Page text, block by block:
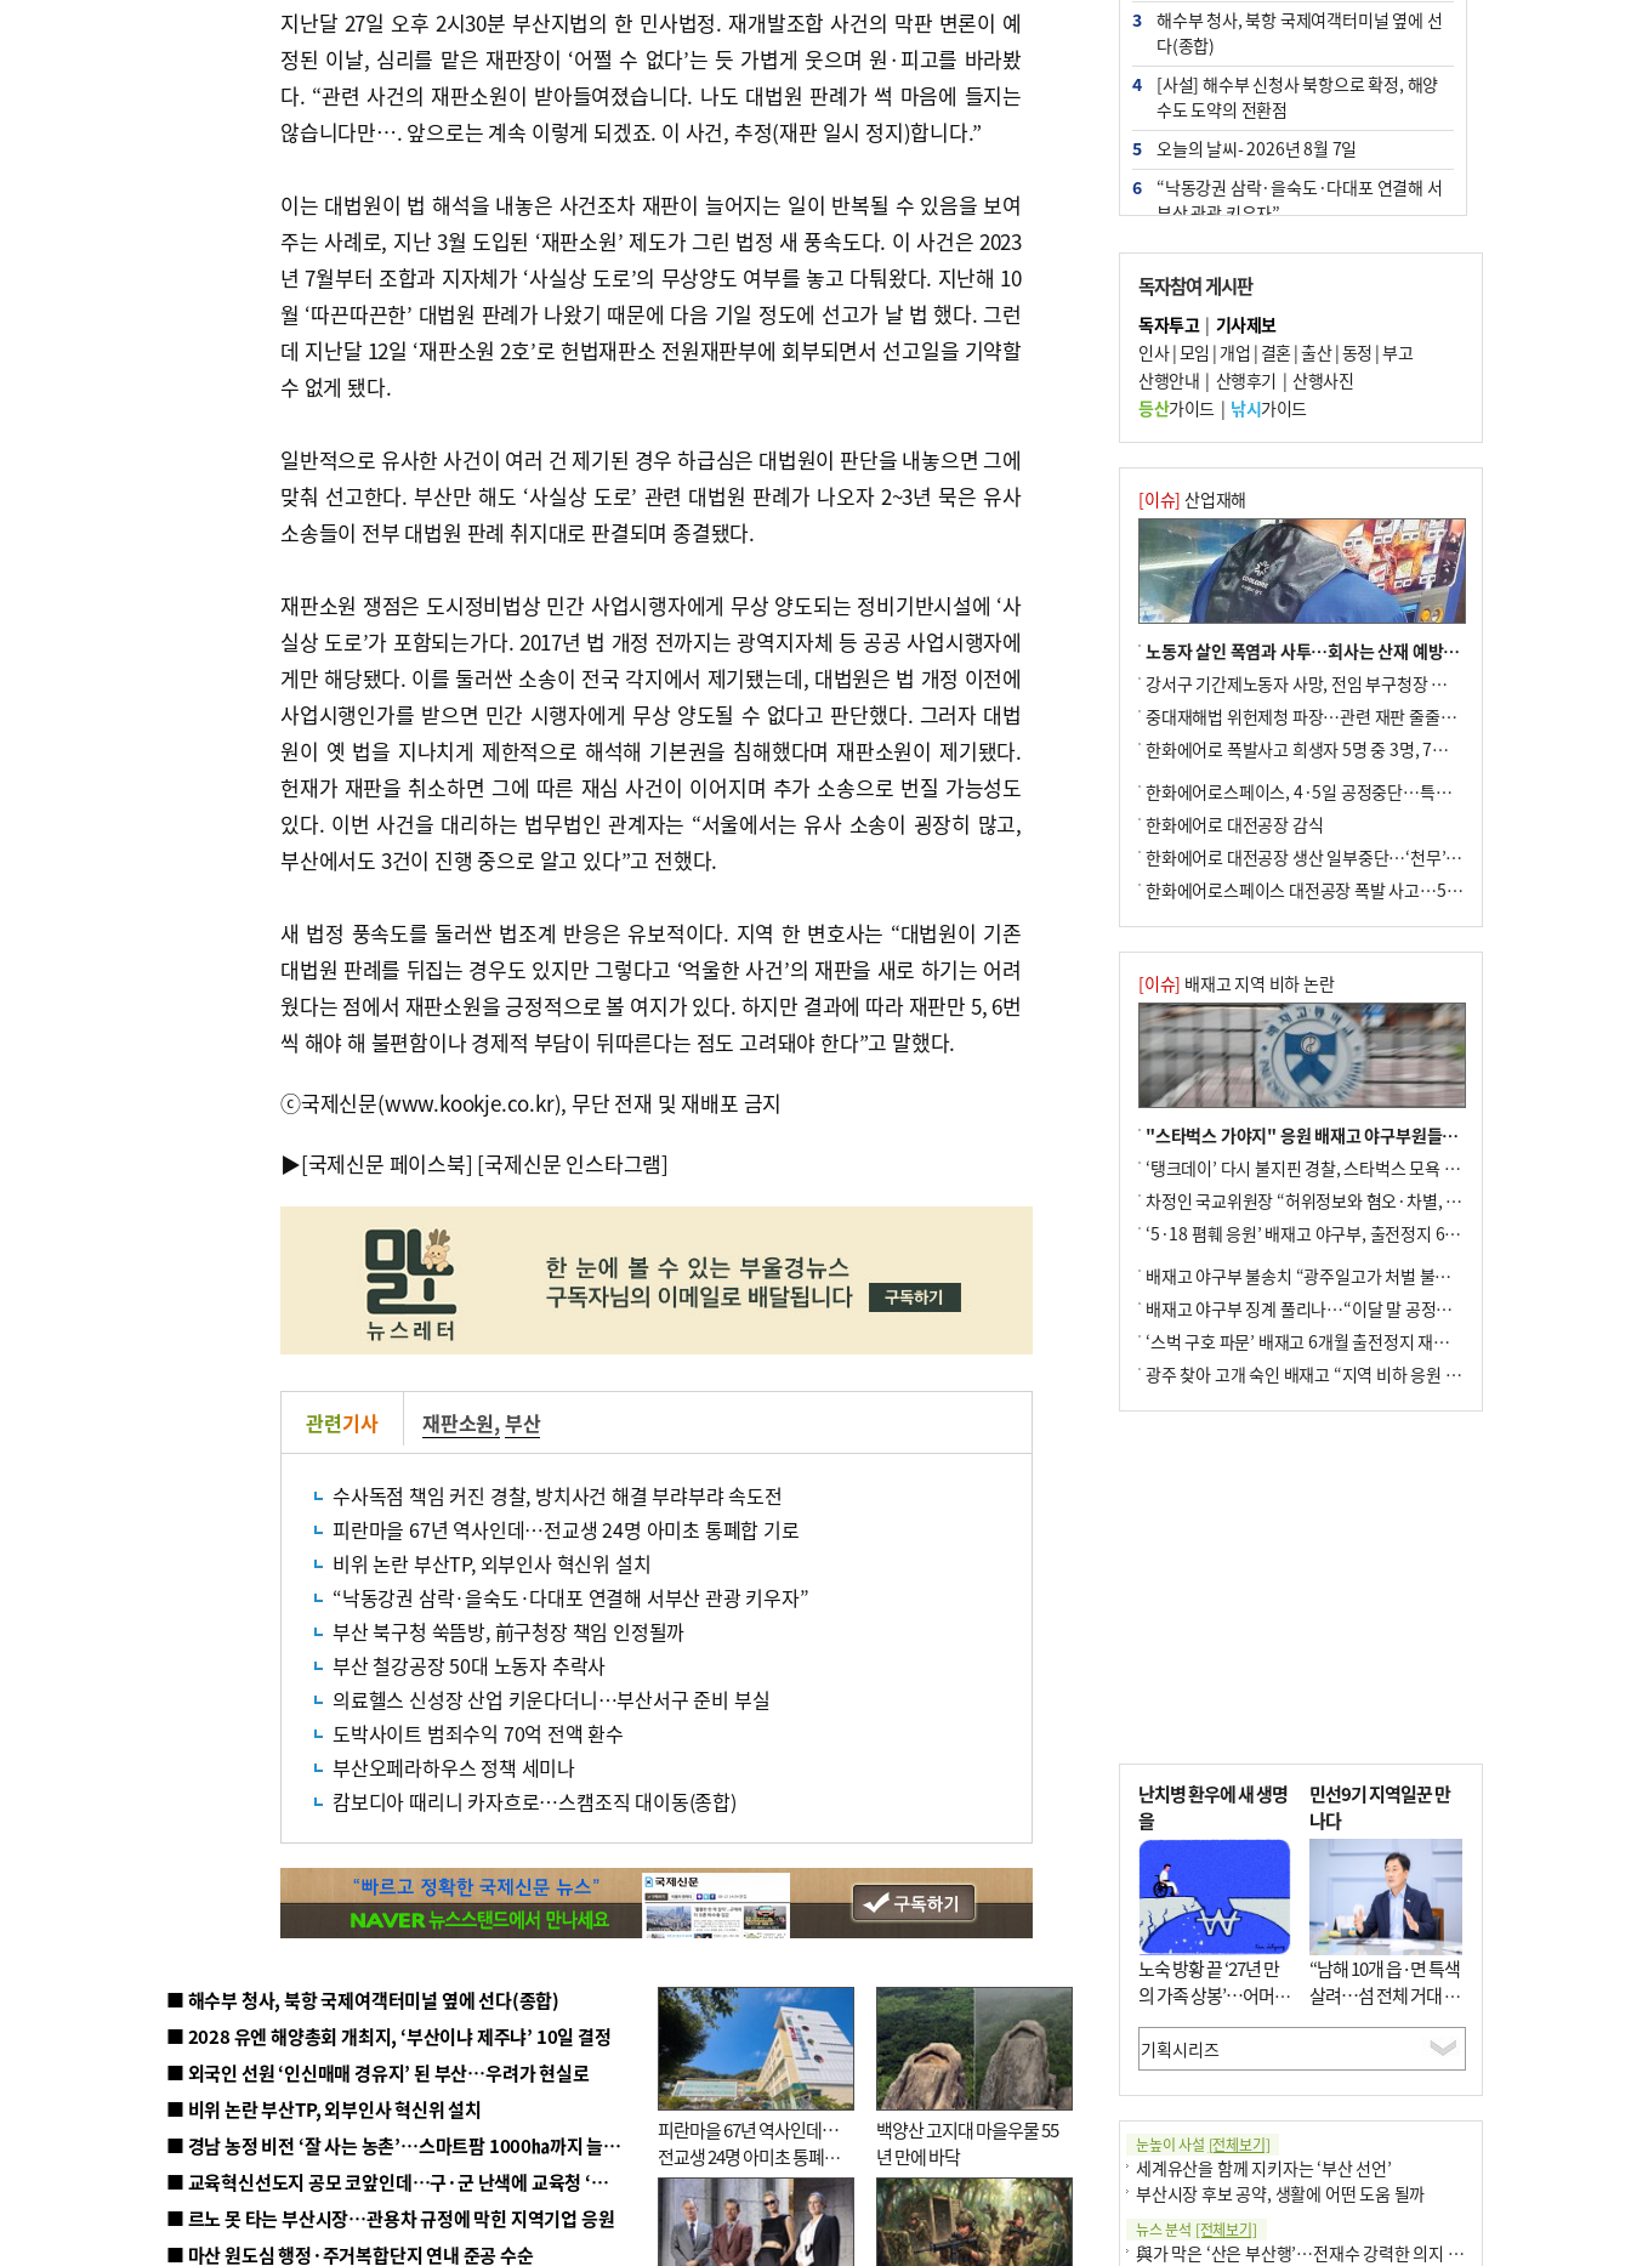
지난달 27일 오후 2시30분 부산지법의 한 민사법정. 재개발조합 사건의 막판 변론이 예
정된 이날, 심리를 맡은 재판장이 ‘어쩔 수 없다’는 듯 가볍게 웃으며 원·피고를 바라봤
다. “관련 사건의 재판소원이 받아들여졌습니다. 나도 대법원 판례가 썩 마음에 들지는
않습니다만…. 앞으로는 계속 이렇게 되겠죠. 이 사건, 추정(재판 일시 정지)합니다.”
이는 대법원이 법 해석을 내놓은 사건조차 재판이 늘어지는 일이 반복될 수 있음을 보여
주는 사례로, 지난 3월 도입된 ‘재판소원’ 제도가 그린 법정 새 풍속도다. 이 사건은 2023
년 7월부터 조합과 지자체가 ‘사실상 도로’의 무상양도 여부를 놓고 다퉈왔다. 지난해 10
월 ‘따끈따끈한’ 대법원 판례가 나왔기 때문에 다음 기일 정도에 선고가 날 법 했다. 그런
데 지난달 12일 ‘재판소원 2호’로 헌법재판소 전원재판부에 회부되면서 선고일을 기약할
수 없게 됐다.
일반적으로 유사한 사건이 여러 건 제기된 경우 하급심은 대법원이 판단을 내놓으면 그에
맞춰 선고한다. 부산만 해도 ‘사실상 도로’ 관련 대법원 판례가 나오자 2~3년 묵은 유사
소송들이 전부 대법원 판례 취지대로 판결되며 종결됐다.
재판소원 쟁점은 도시정비법상 민간 사업시행자에게 무상 양도되는 정비기반시설에 ‘사
실상 도로’가 포함되는가다. 2017년 법 개정 전까지는 광역지자체 등 공공 사업시행자에
게만 해당됐다. 이를 둘러싼 소송이 전국 각지에서 제기됐는데, 대법원은 법 개정 이전에
사업시행인가를 받으면 민간 시행자에게 무상 양도될 수 없다고 판단했다. 그러자 대법
원이 옛 법을 지나치게 제한적으로 해석해 기본권을 침해했다며 재판소원이 제기됐다.
헌재가 재판을 취소하면 그에 따른 재심 사건이 이어지며 추가 소송으로 번질 가능성도
있다. 이번 사건을 대리하는 법무법인 관계자는 “서울에서는 유사 소송이 굉장히 많고,
부산에서도 3건이 진행 중으로 알고 있다”고 전했다.
새 법정 풍속도를 둘러싼 법조계 반응은 유보적이다. 지역 한 변호사는 “대법원이 기존
대법원 판례를 뒤집는 경우도 있지만 그렇다고 ‘억울한 사건’의 재판을 새로 하기는 어려
웠다는 점에서 재판소원을 긍정적으로 볼 여지가 있다. 하지만 결과에 따라 재판만 5, 6번
씩 해야 해 불편함이나 경제적 부담이 뒤따른다는 점도 고려돼야 한다”고 말했다.
ⓒ국제신문(www.kookje.co.kr), 무단 전재 및 재배포 금지
▶[국제신문 페이스북] [국제신문 인스타그램]
관련기사 재판소원,부산
수사독점 책임 커진 경찰, 방치사건 해결 부랴부랴 속도전
피란마을 67년 역사인데…전교생 24명 아미초 통폐합 기로
비위 논란 부산TP, 외부인사 혁신위 설치
“낙동강권 삼락·을숙도·다대포 연결해 서부산 관광 키우자”
부산 북구청 쑥뜸방, 前구청장 책임 인정될까
부산 철강공장 50대 노동자 추락사
의료헬스 신성장 산업 키운다더니…부산서구 준비 부실
도박사이트 범죄수익 70억 전액 환수
부산오페라하우스 정책 세미나
캄보디아 때리니 카자흐로…스캠조직 대이동(종합)
■ 해수부 청사, 북항 국제여객터미널 옆에 선다(종합)
■ 2028 유엔 해양총회 개최지, ‘부산이냐 제주냐’ 10일 결정
■ 외국인 선원 ‘인신매매 경유지’ 된 부산…우려가 현실로
■ 비위 논란 부산TP, 외부인사 혁신위 설치
■ 경남 농정 비전 ‘잘 사는 농촌’…스마트팜 1000㏊까지 늘린다
■ 교육혁신선도지 공모 코앞인데…구·군 난색에 교육청 ‘쩔쩔’
■ 르노 못 타는 부산시장…관용차 규정에 막힌 지역기업 응원
■ 마산 원도심 행정·주거복합단지 연내 준공 수순
피란마을 67년 역사인데…
전교생 24명 아미초 통폐합
기로
백양산 고지대 마을우물 55
년 만에 바닥
3
해수부 청사, 북항 국제여객터미널 옆에 선
다(종합)
4
[사설] 해수부 신청사 북항으로 확정, 해양
수도 도약의 전환점
5
오늘의 날씨- 2026년 8월 7일
6
“낙동강권 삼락·을숙도·다대포 연결해 서
부산 관광 키우자”
7
부울경 주말부터 비소식…‘극한 폭염’ 한풀
꺾일 듯
8
피란마을 67년 역사인데…전교생 24명 아
미초 통폐합 기로
9
외국인 선원 ‘인신매매 경유지’ 된 부산…
우려가 현실로
10 부산 청소년 극지탐험대 8인, 열흘간 북극
구석구석 누빈다
독자참여 게시판
독자투고| 기사제보
인사|모임 | 개업 | 결혼|출산|동정 |부고
산행안내 | 산행후기 | 산행사진
등산가이드| 낚시가이드
[이슈] 산업재해
노동자 살인 폭염과 사투…회사는 산재 예방·전기료 절감 전력
강서구 기간제노동자 사망, 전임 부구청장 檢 송치
중대재해법 위헌제청 파장…관련 재판 줄줄이 브레이크
한화에어로 폭발사고 희생자 5명 중 3명, 7일 영면
한화에어로스페이스, 4·5일 공정중단…특별 안전점검
한화에어로 대전공장 감식
한화에어로 대전공장 생산 일부중단…‘천무’ 수출 비상
한화에어로스페이스 대전공장 폭발 사고…5명 사망·2명 부상(종합)
[이슈] 배재고 지역 비하 논란
"스타벅스 가야지" 응원 배재고 야구부원들, 학교서 징계 처분
‘탱크데이’ 다시 불지핀 경찰, 스타벅스 모욕 혐의 압수수색
차정인 국교위원장 “허위정보와 혐오·차별, 학교 교실까지 유입"
‘5·18 폄훼 응원’ 배재고 야구부, 출전정지 6개월→1개월 감경
배재고 야구부 불송치 “광주일고가 처벌 불원 의사 표해”
배재고 야구부 징계 풀리나…“이달 말 공정위서 재심의”
‘스벅 구호 파문’ 배재고 6개월 출전정지 재심 신청키로
광주 찾아 고개 숙인 배재고 “지역 비하 응원 잘못”(종합)
난치병 환우에 새 생명
을
노숙 방황 끝 ‘27년 만
의 가족 상봉’…어머니
와 행복 꿈꿔
민선9기 지역일꾼 만
나다
“남해 10개 읍·면 특색
살려…섬 전체 거대 정
원으로 조성”
눈높이 사설 [전체보기]
세계유산을 함께 지키자는 ‘부산 선언’
부산시장 후보 공약, 생활에 어떤 도움 될까
뉴스 분석 [전체보기]
與가 막은 ‘산은 부산행’…전재수 강력한 의지 표명 없인 공염불